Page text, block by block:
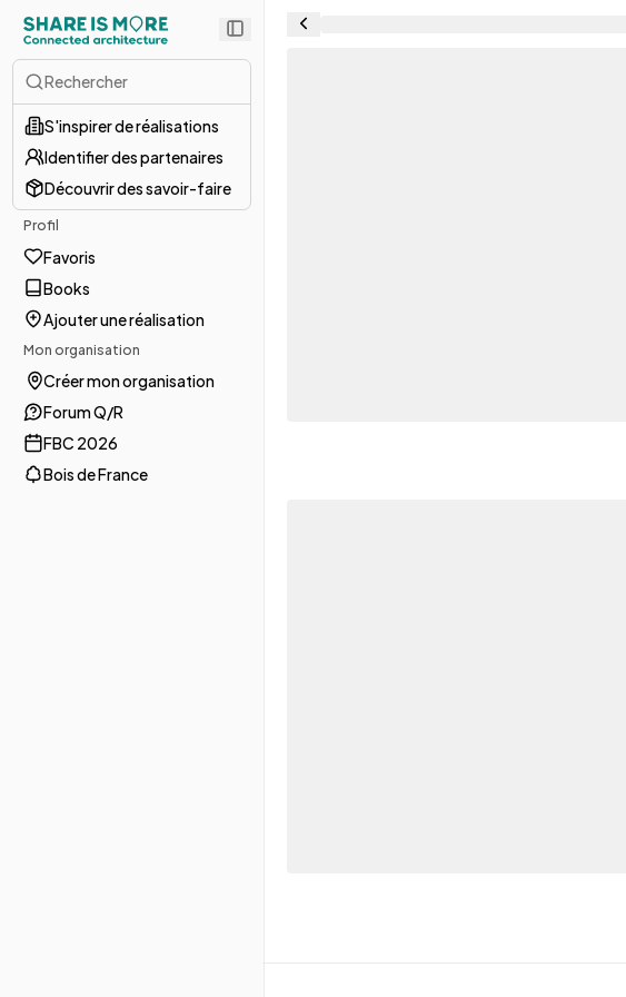
Rechercher
S'inspirer de réalisations
Identifier des partenaires
Découvrir des savoir-faire
Profil
Favoris
Books
Ajouter une réalisation
Mon organisation
Créer mon organisation
Forum Q/R
FBC 2026
Bois de France